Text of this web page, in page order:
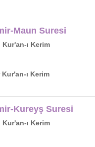
Maun Suresi
ı Kerim
ı Kerim
Kureyş Suresi
ı Kerim